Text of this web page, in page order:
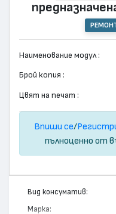
Наименование модул :
Брой копия :
Цвят на печат :
Впиши се/
пълноценно от
Вид консуматив:
Марка: